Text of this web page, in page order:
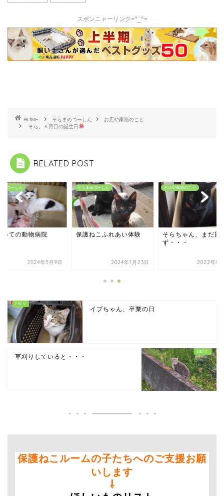
スポンニャーリンク=^_^=
HOME そらまめつーしん
お店や家猫のこと
そら。６回目の誕生日
RELATED POST
めつーしん
めての動物病院
2024年5月9日
そらまめつーしん
保護ねこふれあい体験
2024年1月23日
お店や家猫のこと
そらちゃん、まだ回
ず・・・
2022年8
イブちゃん、卒業の日
草刈りしていると・・・
保護ねこルームの子たちへのご支援お願
いします
⇩